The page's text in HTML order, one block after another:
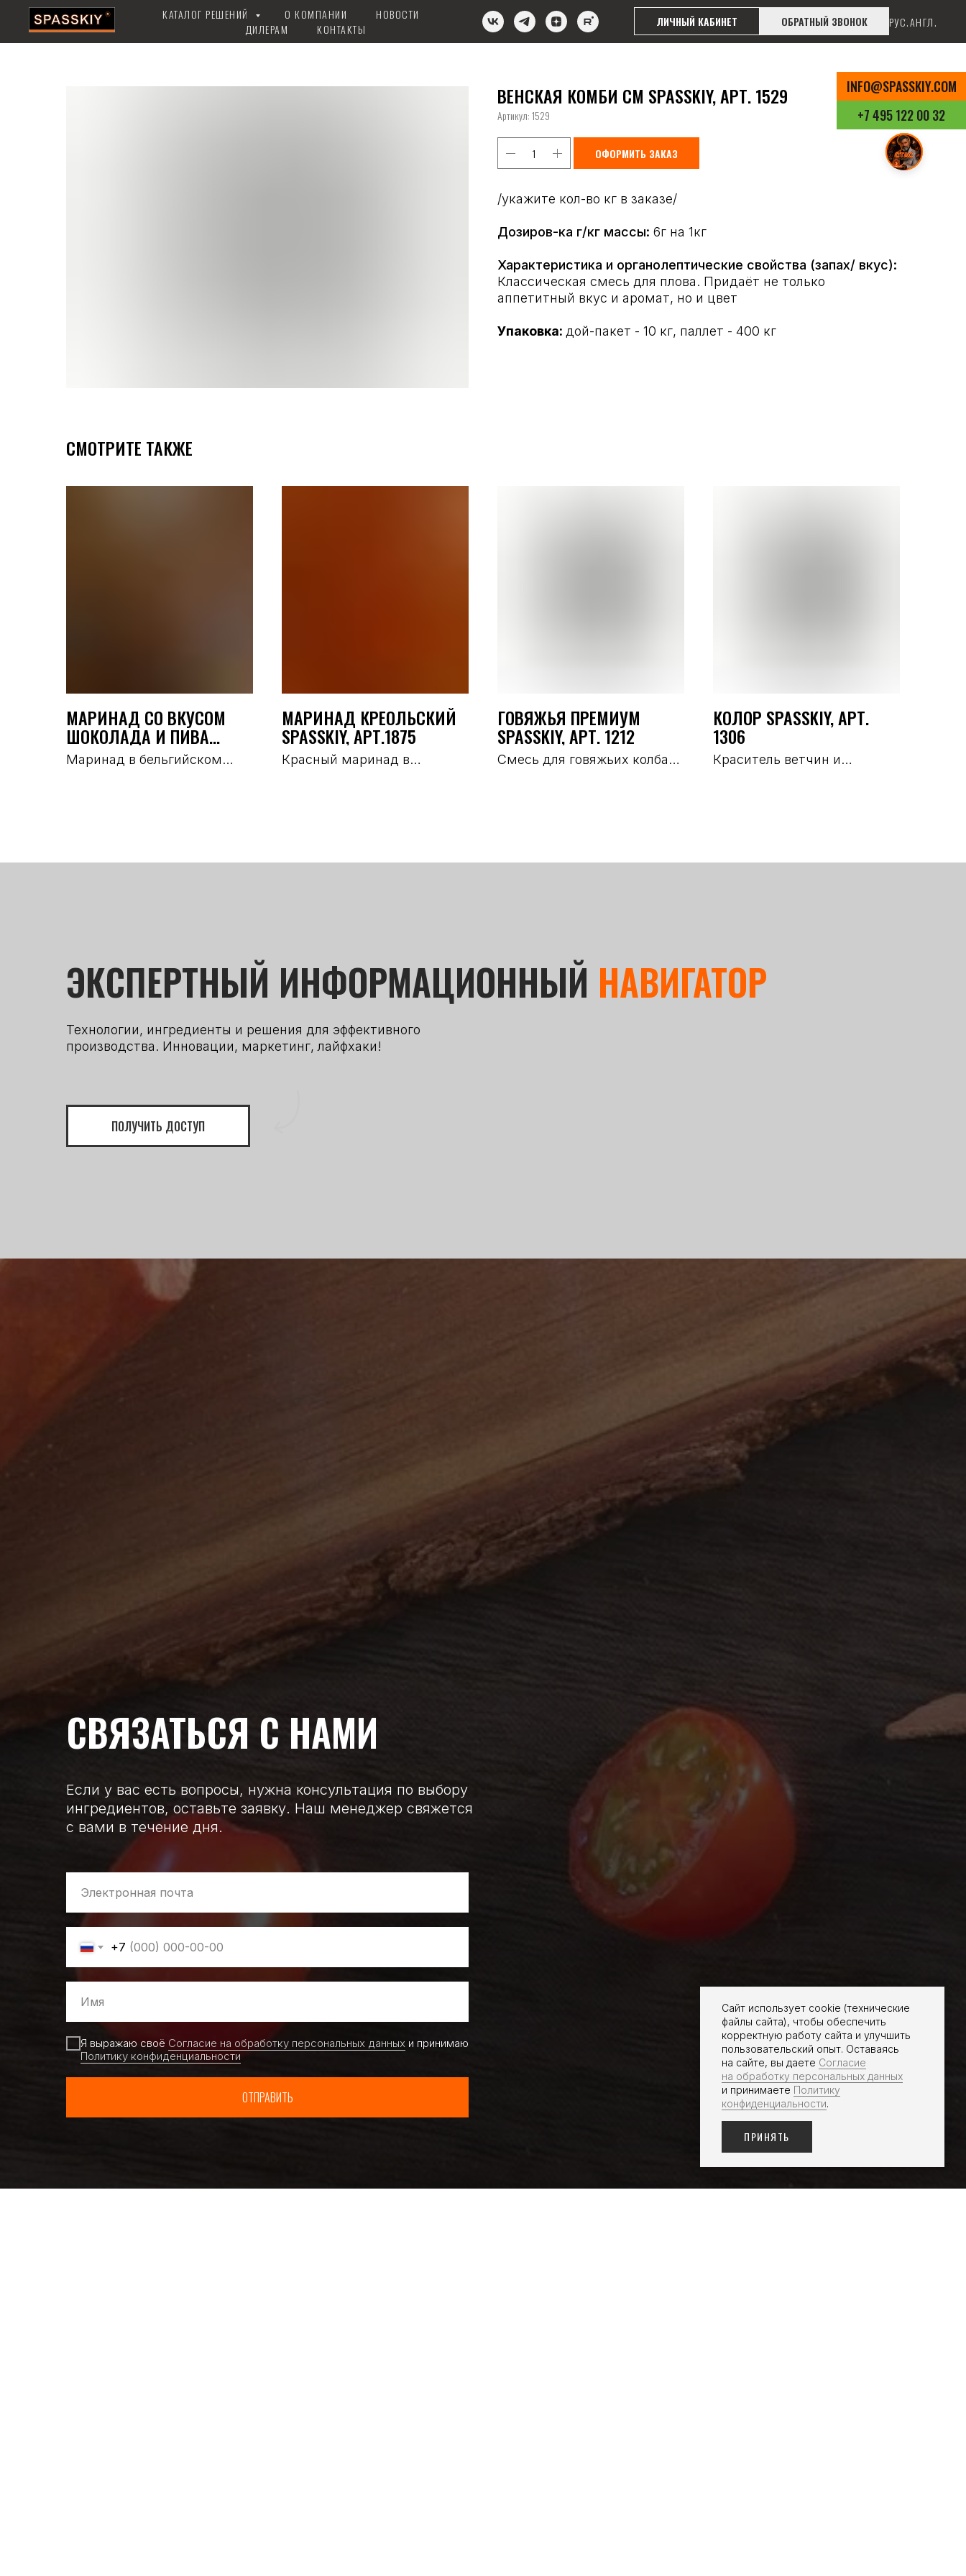
КАТАЛОГ РЕШЕНИЙ О КОМПАНИИ
НОВОСТИ
ДИЛЕРАМ
КОНТАКТЫ
ЛИЧНЫЙ КАБИНЕТ ОБРАТНЫЙ ЗВОНОК РУС.АНГЛ.
INFO@SPASSKIY.COM
+7 495 122 00 32
ВЕНСКАЯ КОМБИ СМ SPASSKIY, АРТ. 1529
Артикул:1529
ОФОРМИТЬ ЗАКАЗ
/укажите кол-во кг в заказе/
Дозиров-ка г/кг массы: 6г на 1кг
Характеристика и органолептические свойства (запах/ вкус):
Классическая смесь для плова. Придаёт не только
аппетитный вкус и аромат, но и цвет
Упаковка: дой-пакет - 10 кг, паллет - 400 кг
СМОТРИТЕ ТАКЖЕ
МАРИНАД СО ВКУСОМ
ШОКОЛАДА И ПИВА
SPASSKIY, АРТ.1836
Маринад в бельгийском
МАРИНАД КРЕОЛЬСКИЙ
SPASSKIY, АРТ.1875
Красный маринад в
ГОВЯЖЬЯ ПРЕМИУМ
SPASSKIY, АРТ. 1212
Смесь для говяжьих колбас
КОЛОР SPASSKIY, АРТ.
1306
Краситель ветчин и
ЭКСПЕРТНЫЙ ИНФОРМАЦИОННЫЙ НАВИГАТОР
Технологии, ингредиенты и решения для эффективного
производства. Инновации, маркетинг, лайфхаки!
ПОЛУЧИТЬ ДОСТУП
СВЯЗАТЬСЯ С НАМИ
Если у вас есть вопросы, нужна консультация по выбору
ингредиентов, оставьте заявку. Наш менеджер свяжется
с вами в течение дня.
+7
Я выражаю своё Согласие на обработку персональных данных и принимаю
Политику конфиденциальности
ОТПРАВИТЬ
Сайт использует cookie (технические
файлы сайта), чтобы обеспечить
корректную работу сайта и улучшить
пользовательский опыт. Оставаясь
на сайте, вы даете Согласие
на обработку персональных данных
и принимаете Политику
конфиденциальности.
ПРИНЯТЬ